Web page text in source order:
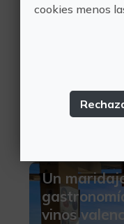
Benidorm,
Turismo
0
Un
vinos
cookies menos